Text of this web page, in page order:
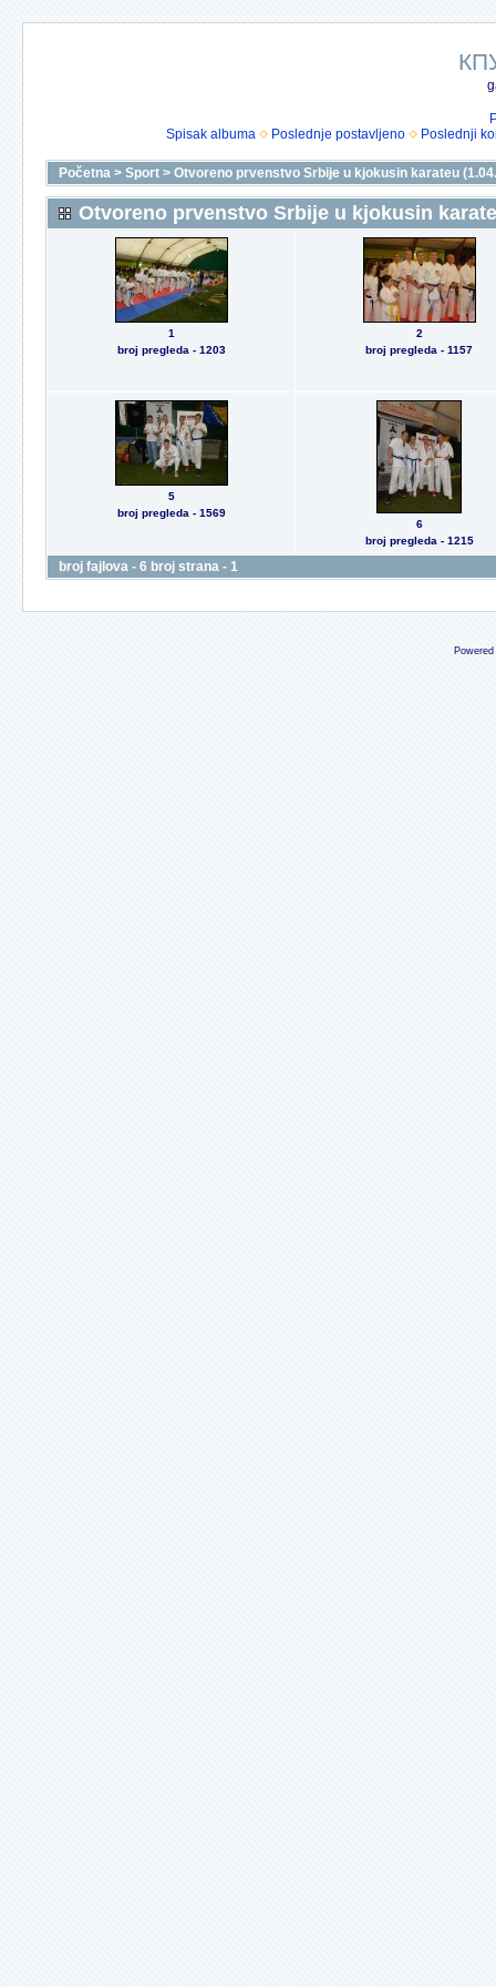
Spisak albuma
Poslednje postavljeno Poslednji
Početna > Sport > Otvoreno prvenstvo Srbije u kjokusin karateu
Otvoreno prvenstvo Srbije u kjokusin
1
broj pregleda - 1203
2
broj pregleda - 1157
5
broj pregleda - 1569
6
broj pregleda - 1215
broj fajlova - 6 broj strana - 1